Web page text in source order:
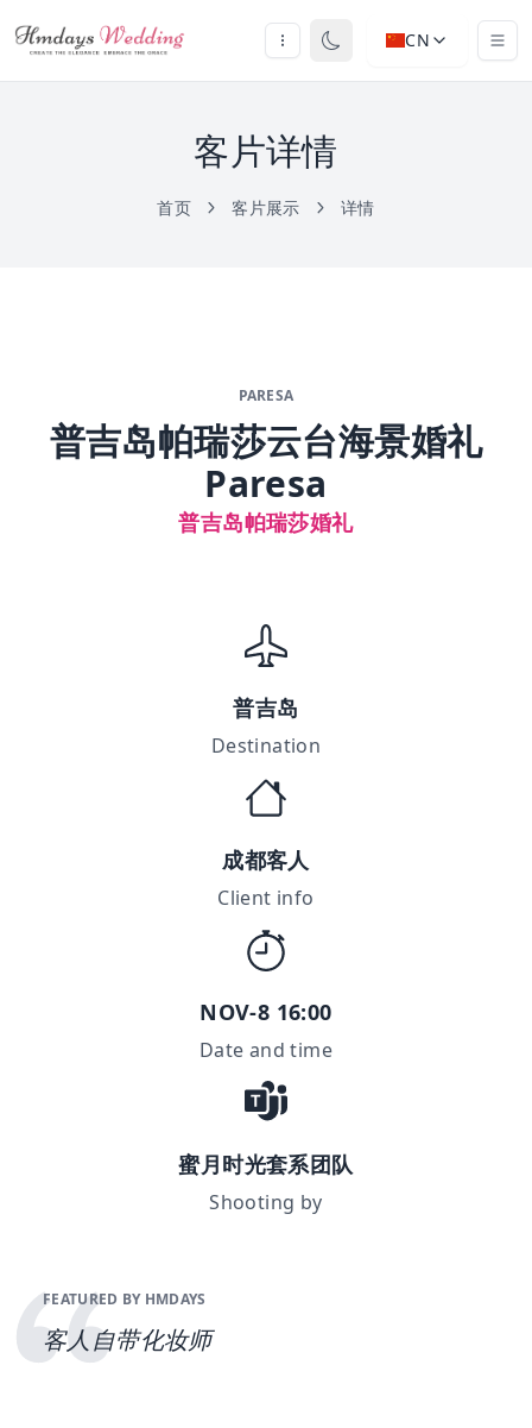
CN
客片详情
首页 客片展示 详情
PARESA
普吉岛帕瑞莎云台海景婚礼
Paresa
普吉岛帕瑞莎婚礼
普吉岛
Destination
成都客人
Client info
NOV-8 16:00
Date and time
蜜月时光套系团队
Shooting by
FEATURED BY HMDAYS
客人自带化妆师